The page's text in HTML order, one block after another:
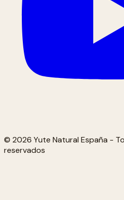
© 2026 Yute Natural España -
reservados